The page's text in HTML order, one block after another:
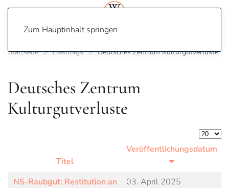
Zum Hauptinhalt springen
Startseite Hashtags Deutsches Zentrum Kulturgutverluste
Deutsches Zentrum
Kulturgutverluste
Titel
Veröffentlichungsdatum
NS-Raubgut: Restitution an
03. April 2025